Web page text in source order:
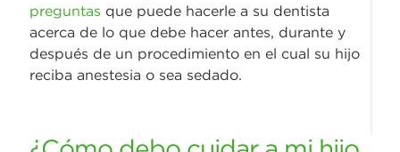
preguntas que puede hacerle a su dentista
acerca de lo que debe hacer antes, durante y
después de un procedimiento en el cual su hijo
reciba anestesia o sea sedado.